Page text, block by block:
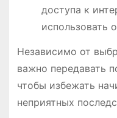
доступа к
использовать
Независимо от
важно передавать
чтобы избежать
неприятных